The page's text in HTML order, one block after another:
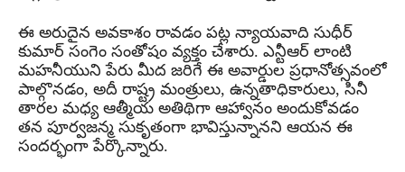
ఈ అరుదైన అవకాశం రావడం పట్ల న్యాయవాది సుధీర్
కుమార్ సంగెం సంతోషం వ్యక్తం చేశారు. ఎన్టీఆర్ లాంటి
మహనీయుని పేరు మీద జరిగే ఈ అవార్డుల ప్రధానోత్సవంలో
పాల్గొనడం, అదీ రాష్ట్ర మంత్రులు, ఉన్నతాధికారులు, సినీ
తారల మధ్య ఆత్మీయ అతిథిగా ఆహ్వానం అందుకోవడం
తన పూర్వజన్మ సుకృతంగా భావిస్తున్నానని ఆయన ఈ
సందర్భంగా పేర్కొన్నారు.